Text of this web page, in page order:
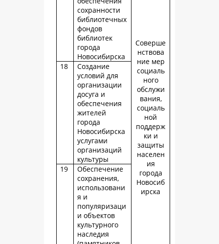
Соверше
нствова
ние мер
социаль
ного
обслужи
вания,
социаль
ной
поддерж
ки и
защиты
населен
ия
города
Новосиб
ирска
сохранности
библиотечных
фондов
библиотек
города
Новосибирска
18
Создание
условий для
организации
досуга и
обеспечения
жителей
города
Новосибирска
услугами
организаций
культуры
19
Обеспечение
сохранения,
использовани
я и
популяризаци
и объектов
культурного
наследия